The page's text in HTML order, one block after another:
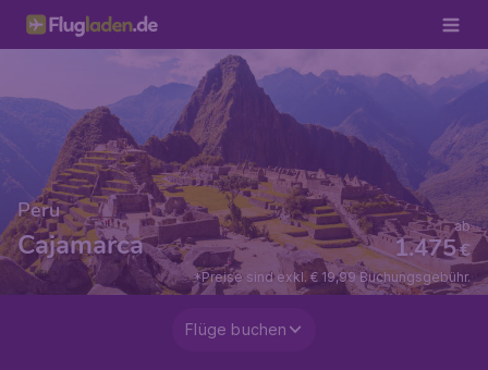
Peru
Cajamarca €
1.475
ab
*Preise sind exkl. € 19,99 Buchungsgebühr.
Flüge buchen